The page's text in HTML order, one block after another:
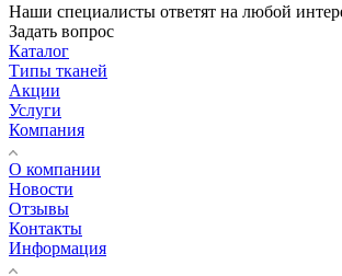
Наши специалисты ответят на любой
Задать вопрос
Каталог
Типы тканей
Акции
Услуги
Компания
О компании
Новости
Отзывы
Контакты
Информация